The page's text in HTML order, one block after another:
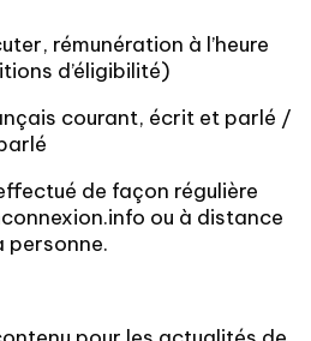
rémunération à l’heure
d’éligibilité)
courant, écrit et parlé /
de façon régulière
ou à distance
personne.